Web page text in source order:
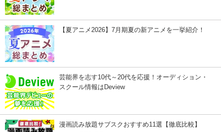
【夏アニメ2026】7月期夏の新アニメを一挙紹介！
芸能界を志す10代～20代を応援！オーディション・
スクール情報はDeview
漫画読み放題サブスクおすすめ11選【徹底比較】